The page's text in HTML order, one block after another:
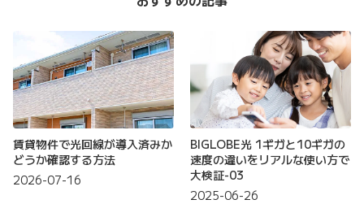
賃貸物件で光回線が導入済みか
どうか確認する方法
2026-07-16
BIGLOBE光 1ギガと10ギガの
速度の違いをリアルな使い方で
大検証-03
2025-06-26